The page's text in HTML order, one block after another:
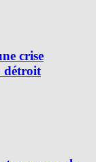
crise
détroit